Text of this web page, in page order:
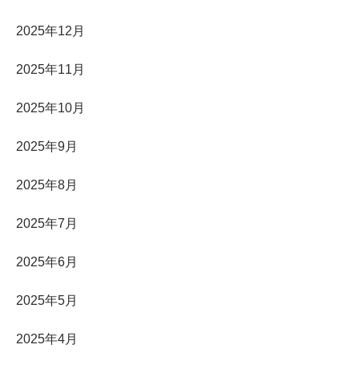
2025年12月
2025年11月
2025年10月
2025年9月
2025年8月
2025年7月
2025年6月
2025年5月
2025年4月